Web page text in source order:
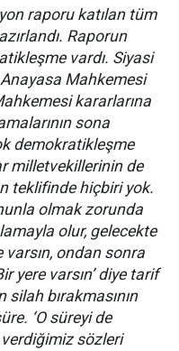
raporu katılan tüm
Raporun
vardı. Siyasi
Mahkemesi
kararlarına
sona
demokratikleşme
milletvekillerinin de
teklifinde hiçbiri yok.
olmak zorunda
olur, gelecekte
varsın, ondan sonra
yere varsın’ diye tarif
bırakmasının
‘O süreyi de
sözleri